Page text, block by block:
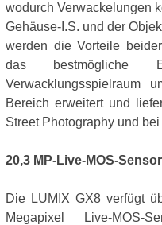
wodurch Verwackelungen
Gehäuse-I.S. und der
werden die Vorteile
das
Bereich erweitert und
Street Photography und
20,3 MP-Live-MOS-Sensor
Die LUMIX GX8 verfügt
Megapixel Live-